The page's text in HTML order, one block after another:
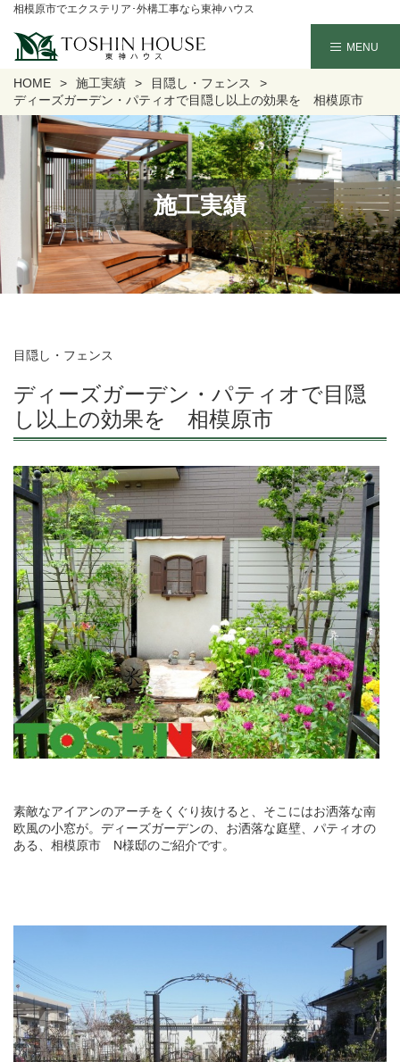
相模原市でエクステリア･外構工事なら東神ハウス
HOME 施工実績
目隠し・フェンス
ディーズガーデン・パティオで目隠し以上の効果を 相模原市
施工実績
目隠し・フェンス
ディーズガーデン・パティオで目隠
し以上の効果を 相模原市
素敵なアイアンのアーチをくぐり抜けると、そこにはお洒落な南
欧風の小窓が。ディーズガーデンの、お洒落な庭壁、パティオの
ある、相模原市 N様邸のご紹介です。